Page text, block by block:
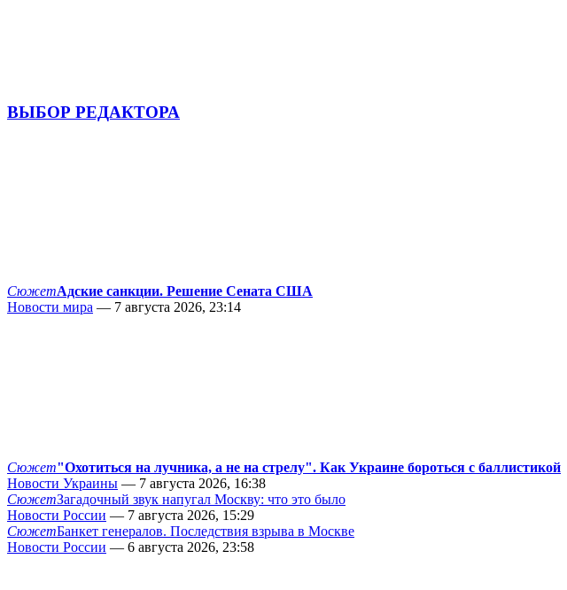
ВЫБОР РЕДАКТОРА
СюжетАдские санкции. Решение Сената США
Новости мира — 7 августа 2026, 23:14
Сюжет"Охотиться на лучника, а не на стрелу". Как Украине бороться с баллистикой
Новости Украины — 7 августа 2026, 16:38
СюжетЗагадочный звук напугал Москву: что это было
Новости России — 7 августа 2026, 15:29
СюжетБанкет генералов. Последствия взрыва в Москве
Новости России — 6 августа 2026, 23:58